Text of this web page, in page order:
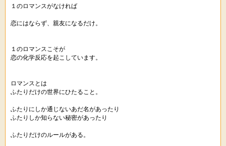
１のロマンスがなければ
恋にはならず、親友になるだけ。
１のロマンスこそが
恋の化学反応を起こしています。
ロマンスとは
ふたりだけの世界にひたること。
ふたりにしか通じないあだ名があったり
ふたりしか知らない秘密があったり
ふたりだけのルールがある。